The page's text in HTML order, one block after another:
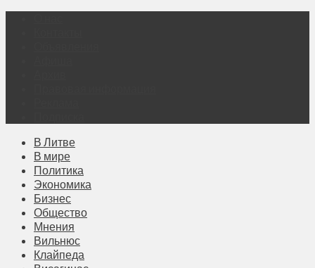
В Литве
В мире
Политика
Экономика
Бизнес
Общество
Мнения
Вильнюс
Клайпеда